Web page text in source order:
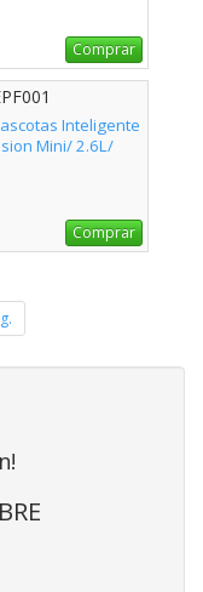
Comprar
Inteligente
Mini/ 2.6L/
Comprar